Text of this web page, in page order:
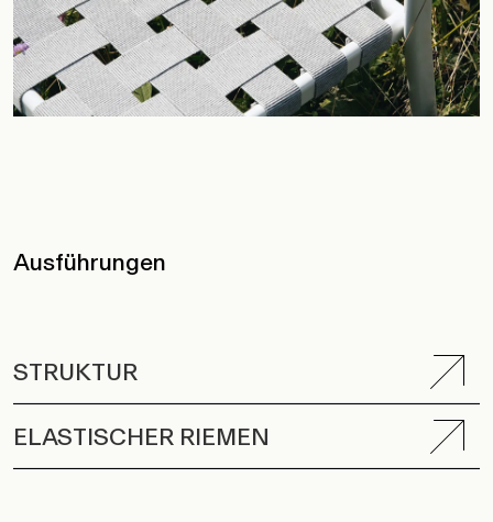
Ausführungen
STRUKTUR
ELASTISCHER RIEMEN